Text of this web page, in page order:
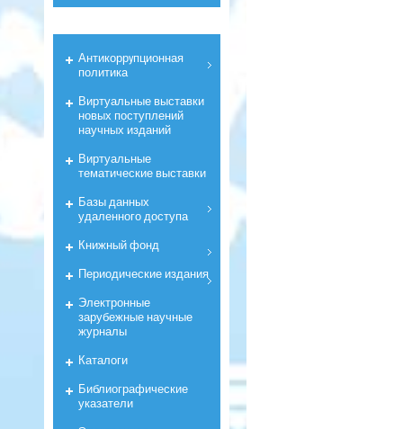
Антикоррyпционная
политика
Виртуальные выставки
новых поступлений
научных изданий
Виртуальные
тематические выставки
Базы данных
удаленного доступа
Книжный фонд
Периодические издания
Электронные
зарубежные научные
журналы
Каталоги
Библиографические
указатели